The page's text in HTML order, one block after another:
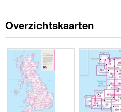
Overzichtskaarten